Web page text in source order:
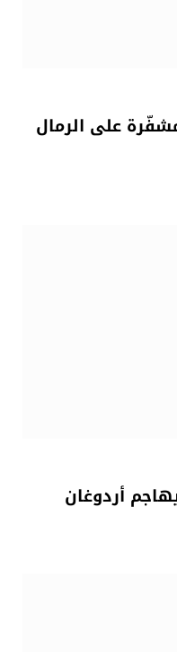
على الرمال
أردوغان